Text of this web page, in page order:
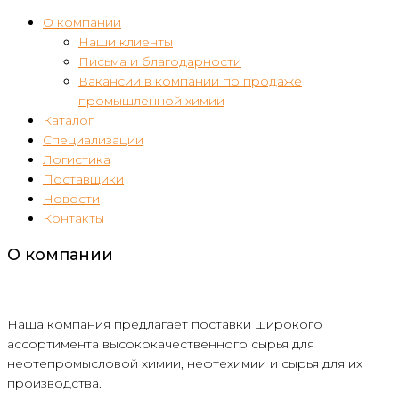
О компании
Наши клиенты
Письма и благодарности
Вакансии в компании по продаже
промышленной химии
Каталог
Специализации
Логистика
Поставщики
Новости
Контакты
О компании
Наша компания предлагает поставки широкого
ассортимента высококачественного сырья для
нефтепромысловой химии, нефтехимии и сырья для их
производства.